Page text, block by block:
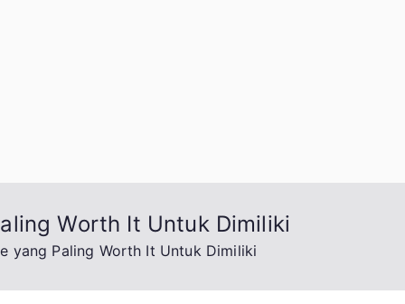
Worth It Untuk Dimiliki
yang Paling Worth It Untuk Dimiliki